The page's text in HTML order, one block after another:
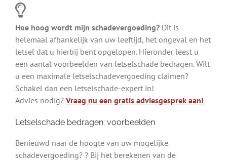
Hoe hoog wordt mijn schadevergoeding? Dit is
helemaal afhankelijk van uw leeftijd, het ongeval en het
letsel dat u hierbij bent opgelopen. Hieronder leest u
een aantal voorbeelden van letselschade bedragen. Wilt
u een maximale letselschadevergoeding claimen?
Schakel dan een letselschade-expert in!
Advies nodig? Vraag nu een gratis adviesgesprek aan!
Letselschade bedragen: voorbeelden
Benieuwd naar de hoogte van uw mogelijke
schadevergoeding? ? Bij het berekenen van de